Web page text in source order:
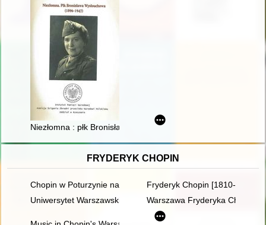
Niezłomna : płk Bronisława Wysłouchowa : (1896-1947)
FRYDERYK CHOPIN
Chopin w Poturzynie na Ziemi ZamojskiejFryderyk Chopin [1810-1849].
Uniwersytet Warszawski i młody ChopinWarszawa Fryderyka Chopina